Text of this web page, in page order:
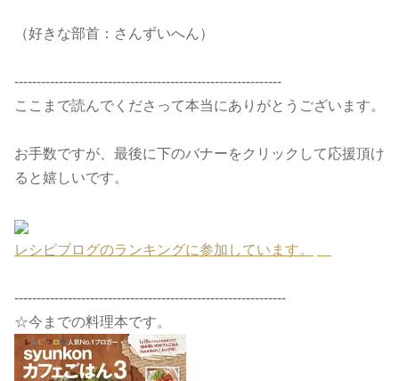
（好きな部首：さんずいへん）
------------------------------------------------------------
ここまで読んでくださって本当にありがとうございます。
お手数ですが、最後に下のバナーをクリックして応援頂け
ると嬉しいです。
レシピブログのランキングに参加しています。
-------------------------------------------------------------
☆今までの料理本です。